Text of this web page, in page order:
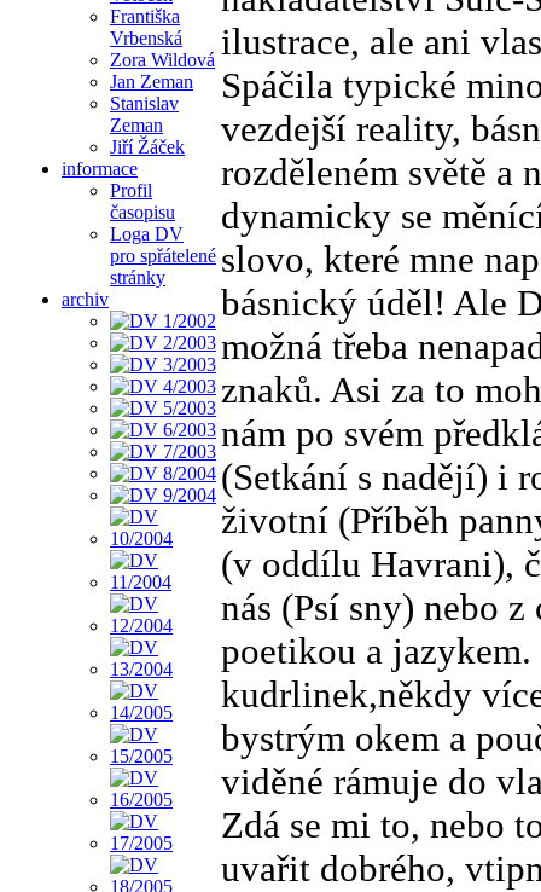
Františka
Vrbenská
Zora Wildová
Jan Zeman
Stanislav
Zeman
Jiří Žáček
informace
Profil
časopisu
Loga DV
pro spřátelené
stránky
archiv
ilustrace, ale ani
Spáčila typické
vezdejší reality,
rozděleném světě a
dynamicky se
slovo, které mne
básnický úděl! Ale
možná třeba
znaků. Asi za to
nám po svém
(Setkání s nadějí) i
životní (Příběh
(v oddílu Havrani),
nás (Psí sny) nebo
poetikou a
kudrlinek,někdy
bystrým okem a
viděné rámuje do
Zdá se mi to, nebo
uvařit dobrého,